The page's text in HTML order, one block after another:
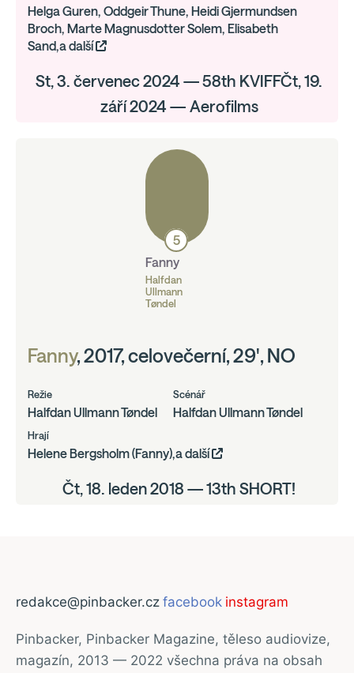
Helga Guren, Oddgeir Thune, Heidi Gjermundsen
Broch, Marte Magnusdotter Solem, Elisabeth
Sand,a další
St, 3. červenec 2024 — 58th KVIFFČt, 19.
září 2024 — Aerofilms
5
Fanny
Halfdan
Ullmann
Tøndel
Fanny, 2017, celovečerní, 29', NO
Režie
Halfdan Ullmann Tøndel
Scénář
Halfdan Ullmann Tøndel
Hrají
Helene Bergsholm (Fanny),a další
Čt, 18. leden 2018 — 13th SHORT!
redakce@pinbacker.cz facebook instagram
Pinbacker, Pinbacker Magazine, těleso audiovize,
magazín, 2013 — 2022 všechna práva na obsah